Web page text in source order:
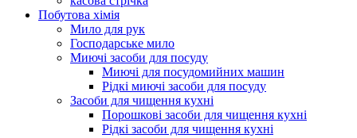
Побутова хімія
Мило для рук
Господарське мило
Миючі засоби для посуду
Миючі для посудомийних машин
Рідкі миючі засоби для посуду
Засоби для чищення кухні
Порошкові засоби для чищення кухні
Рідкі засоби для чищення кухні